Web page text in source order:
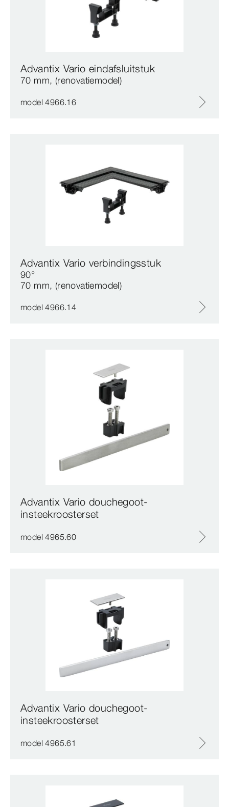
Advantix Vario eindafsluitstuk
70 mm, (renovatiemodel)
model 4966.16
Advantix Vario verbindingsstuk
90°
70 mm, (renovatiemodel)
model 4966.14
Advantix Vario douchegoot-
insteekroosterset
model 4965.60
Advantix Vario douchegoot-
insteekroosterset
model 4965.61